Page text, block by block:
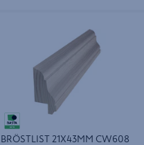
BRÖSTLIST 21X43MM CW608